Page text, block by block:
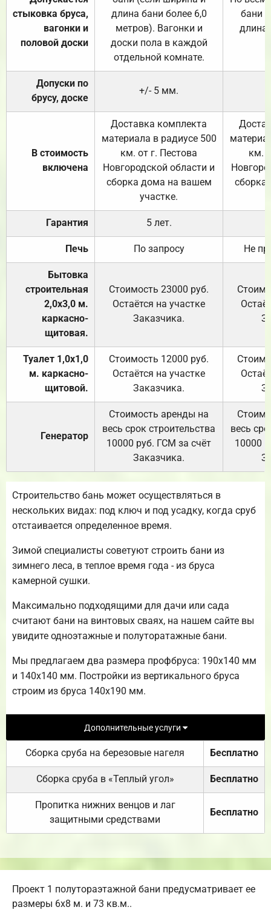
стыковка бруса,
вагонки и
половой доски
длина бани более 6,0
метров). Вагонки и
доски пола в каждой
отдельной комнате.
бани
длина
Допуски по
брусу, доске
+/- 5 мм.
В стоимость
включена
Доставка комплекта
материала в радиусе 500
км. от г. Пестова
Новгородской области и
сборка дома на вашем
участке.
км.
Гарантия 5 лет.
Печь По запросу Не
Бытовка
строительная
2,0х3,0 м.
каркасно-
щитовая.
Стоимость 23000 руб.
Остаётся на участке
Заказчика.
Туалет 1,0х1,0
м. каркасно-
щитовой.
Стоимость 12000 руб.
Остаётся на участке
Заказчика.
Генератор
Стоимость аренды на
весь срок строительства
10000 руб. ГСМ за счёт
Заказчика.
весь
10000
Строительство бань может осуществляться в
нескольких видах: под ключ и под усадку, когда сруб
отстаивается определенное время.
Зимой специалисты советуют строить бани из
зимнего леса, в теплое время года - из бруса
камерной сушки.
Максимально подходящими для дачи или сада
считают бани на винтовых сваях, на нашем сайте вы
увидите одноэтажные и полуторатажные бани.
Мы предлагаем два размера профбруса: 190х140 мм
и 140х140 мм. Постройки из вертикального бруса
строим из бруса 140х190 мм.
Дополнительные услуги
Сборка сруба на березовые нагеля Бесплатно
Сборка сруба в «Теплый угол» Бесплатно
Пропитка нижних венцов и лаг
защитными средствами
Бесплатно
Проект 1 полутораэтажной бани предусматривает ее
размеры 6х8 м. и 73 кв.м..